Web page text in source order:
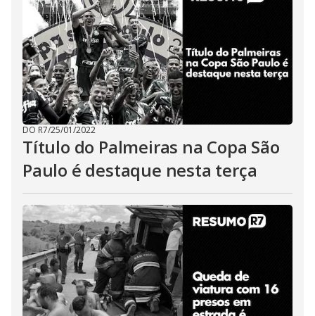
DO R7/25/01/2022
Título do Palmeiras na Copa São
Paulo é destaque nesta terça